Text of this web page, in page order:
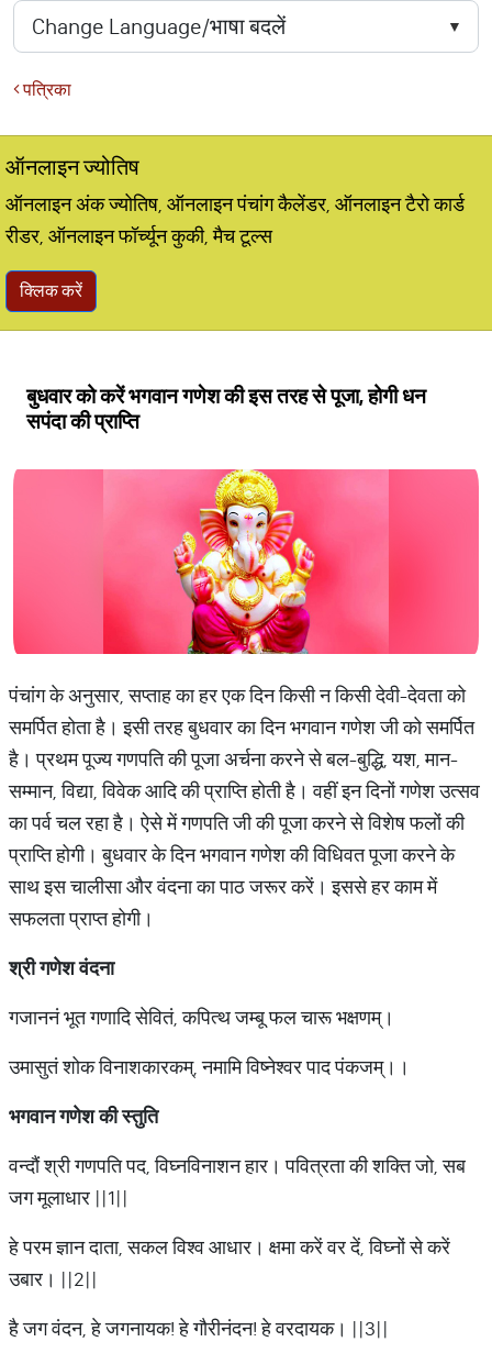
पत्रिका
ऑनलाइन ज्योतिष
ऑनलाइन अंक ज्योतिष, ऑनलाइन पंचांग कैलेंडर, ऑनलाइन टैरो कार्ड
रीडर, ऑनलाइन फॉर्च्यून कुकी, मैच टूल्स
क्लिक करें
बुधवार को करें भगवान गणेश की इस तरह से पूजा, होगी धन
सपंदा की प्राप्ति
पंचांग के अनुसार, सप्ताह का हर एक दिन किसी न किसी देवी-देवता को
समर्पित होता है। इसी तरह बुधवार का दिन भगवान गणेश जी को समर्पित
है। प्रथम पूज्य गणपति की पूजा अर्चना करने से बल-बुद्धि, यश, मान-
सम्मान, विद्या, विवेक आदि की प्राप्ति होती है। वहीं इन दिनों गणेश उत्सव
का पर्व चल रहा है। ऐसे में गणपति जी की पूजा करने से विशेष फलों की
प्राप्ति होगी। बुधवार के दिन भगवान गणेश की विधिवत पूजा करने के
साथ इस चालीसा और वंदना का पाठ जरूर करें। इससे हर काम में
सफलता प्राप्त होगी।
श्री गणेश वंदना
गजाननं भूत गणादि सेवितं, कपित्थ जम्बू फल चारू भक्षणम्‌।
उमासुतं शोक विनाशकारकम्‌, नमामि विष्नेश्वर पाद पंकजम्‌।।
भगवान गणेश की स्तुति
वन्दौं श्री गणपति पद, विघ्नविनाशन हार। पवित्रता की शक्ति जो, सब
जग मूलाधार ||1||
हे परम ज्ञान दाता, सकल विश्व आधार। क्षमा करें वर दें, विघ्नों से करें
उबार। ||2||
है जग वंदन, हे जगनायक! हे गौरीनंदन! हे वरदायक। ||3||